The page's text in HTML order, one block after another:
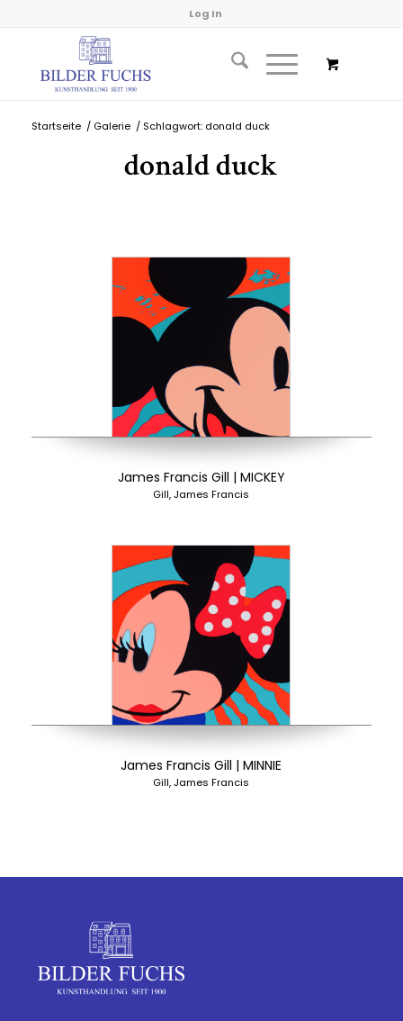
Log In
Startseite / Galerie / Schlagwort: donald duck
donald duck
James Francis Gill | MICKEY
Gill, James Francis
James Francis Gill | MINNIE
Gill, James Francis